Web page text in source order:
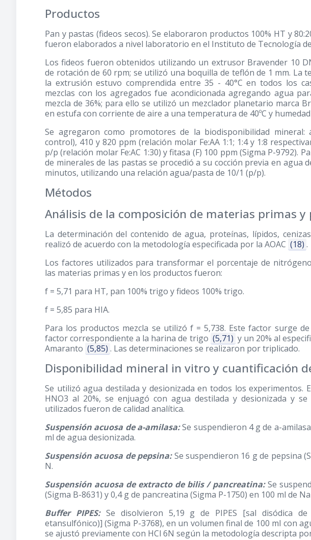
Productos
Pan y pastas (fideos secos). Se elaboraron productos 100% HT y
fueron elaborados a nivel laboratorio en el Instituto de Tecnología
Los fideos fueron obtenidos utilizando un extrusor Bravender 10
de rotación de 60 rpm; se utilizó una boquilla de teflón de 1 mm. La
la extrusión estuvo comprendida entre 35 - 40°C en todos los
mezclas con los agregados fue acondicionada agregando agua
mezcla de 36%; para ello se utilizó un mezclador planetario marca
en estufa con corriente de aire a una temperatura de 40ºC y
Se agregaron como promotores de la biodisponibilidad mineral:
control), 410 y 820 ppm (relación molar Fe:AA 1:1; 1:4 y 1:8
p/p (relación molar Fe:AC 1:30) y fitasa (F) 100 ppm (Sigma P-9792).
de minerales de las pastas se procedió a su cocción previa en agua
minutos, utilizando una relación agua/pasta de 10/1 (p/p).
Métodos
Análisis de la composición de materias primas y
La determinación del contenido de agua, proteínas, lípidos,
realizó de acuerdo con la metodología especificada por la AOAC (18) .
Los factores utilizados para transformar el porcentaje de
las materias primas y en los productos fueron:
f = 5,71 para HT, pan 100% trigo y fideos 100% trigo.
f = 5,85 para HIA.
Para los productos mezcla se utilizó f = 5,738. Este factor surge
factor correspondiente a la harina de trigo (5,71) y un 20% al
Amaranto (5,85) . Las determinaciones se realizaron por triplicado.
Disponibilidad mineral in vitro y cuantificación
Se utilizó agua destilada y desionizada en todos los experimentos.
HNO3 al 20%, se enjuagó con agua destilada y desionizada y
utilizados fueron de calidad analítica.
Suspensión acuosa de a-amilasa:Se suspendieron 4 g de a-
ml de agua desionizada.
Suspensión acuosa de pepsina:Se suspendieron 16 g de pepsina
N.
Suspensión acuosa de extracto de bilis / pancreatina:Se
(Sigma B-8631) y 0,4 g de pancreatina (Sigma P-1750) en 100 ml de
Buffer PIPES:Se disolvieron 5,19 g de PIPES [sal disódica de
etansulfónico)] (Sigma P-3768), en un volumen final de 100 ml con
se ajustó previamente con HCl 6N según la metodología descripta